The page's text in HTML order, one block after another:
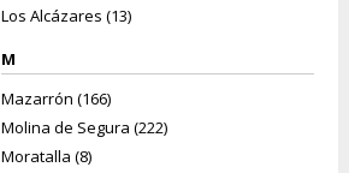
Los Alcázares (13)
M
Mazarrón (166)
Molina de Segura (222)
Moratalla (8)